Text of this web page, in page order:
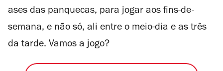
ases das panquecas, para jogar aos fins-de-
semana, e não só, ali entre o meio-dia e as três
da tarde. Vamos a jogo?